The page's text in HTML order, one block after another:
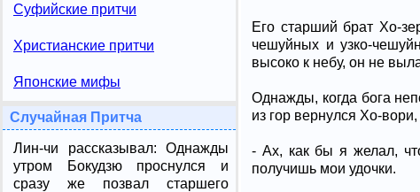
Суфийские притчи
Христианские притчи
Японские мифы
Случайная Притча
Лин-чи рассказывал: Однажды
утром Бокудзю проснулся и
сразу же позвал старшего
Его старший брат Хо-
чешуйных и узко-
высоко к небу, он не
Однажды, когда бога
из гор вернулся Хо-
- Ах, как бы я желал,
получишь мои удочки.